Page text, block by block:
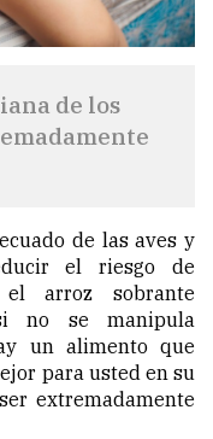
de los
de las aves y
el riesgo de
el arroz sobrante
no se manipula
un alimento que
para usted en su
extremadamente